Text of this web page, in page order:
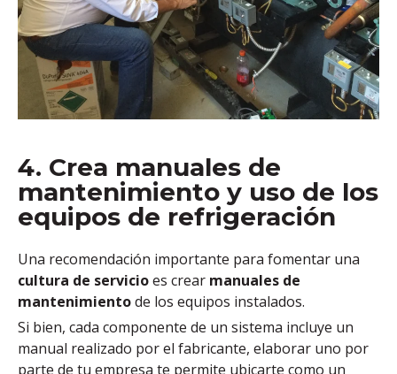
4. Crea manuales de
mantenimiento y uso de los
equipos de refrigeración
Una recomendación importante para fomentar una
cultura de servicioes crear manuales de
mantenimientode los equipos instalados.
Si bien, cada componente de un sistema incluye un
manual realizado por el fabricante, elaborar uno por
parte de tu empresa te permite ubicarte como un